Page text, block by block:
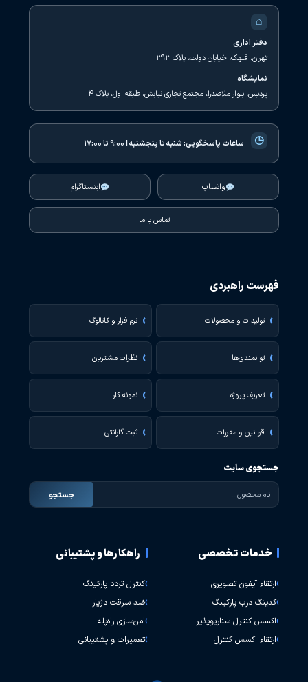
⌂
دفتر اداری
تهران، قلهک، خیابان دولت، پلاک ۳۹۳
نمایشگاه
پردیس، بلوار ملاصدرا، مجتمع تجاری نیایش، طبقه اول، پلاک ۴
◷ ساعات پاسخگویی:شنبه تا پنجشنبه | ۹:۰۰ تا ۱۷:۰۰
واتساپ اینستاگرام
تماس با ما
فهرست راهبردی
تولیدات و محصولات نرم‌افزار و کاتالوگ
توانمندی‌ها نظرات مشتریان
تعریف پروژه نمونه کار
قوانین و مقررات ثبت گارانتی
جستجوی سایت
جستجو
خدمات تخصصی
ارتقاء آیفون تصویری
کدینگ درب پارکینگ
اکسس کنترل سناریوپذیر
ارتقاء اکسس کنترل
راهکارها و پشتیبانی
کنترل تردد پارکینگ
ضد سرقت دژیار
امن‌سازی راه‌پله
تعمیرات و پشتیبانی